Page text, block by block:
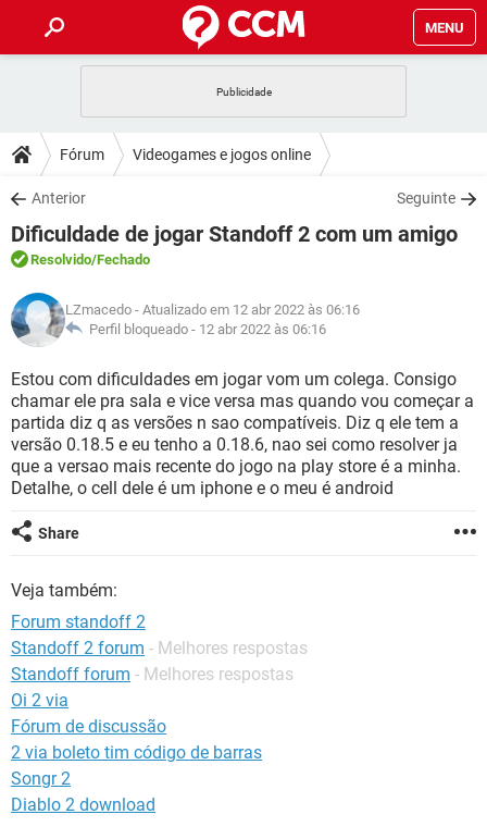
MENU
CELULAR FACEBOOK
OUTLOOK
INSTAGRAM GMAIL
GUIA DE COMPRAS
DICAS
JOGOS WHATSAPP
OUTLOOK
INSTAGRAM
GUIA DE COMPRAS
DOWNLOADS
JOGOS WHATSAPP
CELULAR
OUTLOOK EXCEL
INSTAGRAM
GUIA DE COMPRAS
FÓRUM
JOGOS
CELULAR FACEBOOK
INSTAGRAM GMAIL
GUIA DE COMPRAS
GLOSSÁRIO
JOGOS
CELULAR FACEBOOK
OUTLOOK EXCEL
GMAIL
GUIA DE COMPRAS
Fórum Videogames e jogos online
Anterior Seguinte
Dificuldade de jogar Standoff 2 com um amigo
Resolvido/Fechado
LZmacedo - Atualizado em 12 abr 2022 às 06:16
Perfil bloqueado - 12 abr 2022 às 06:16
Estou com dificuldades em jogar vom um colega. Consigo
chamar ele pra sala e vice versa mas quando vou começar a
partida diz q as versões n sao compatíveis. Diz q ele tem a
versão 0.18.5 e eu tenho a 0.18.6, nao sei como resolver ja
que a versao mais recente do jogo na play store é a minha.
Detalhe, o cell dele é um iphone e o meu é android
Share
Veja também:
Forum standoff 2
Standoff 2 forum - Melhores respostas
Standoff forum - Melhores respostas
Oi 2 via
Fórum de discussão
2 via boleto tim código de barras
Songr 2
Diablo 2 download